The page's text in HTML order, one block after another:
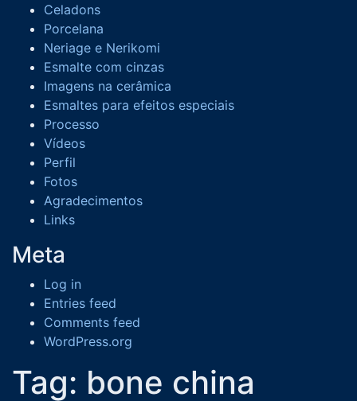
Celadons
Porcelana
Neriage e Nerikomi
Esmalte com cinzas
Imagens na cerâmica
Esmaltes para efeitos especiais
Processo
Vídeos
Perfil
Fotos
Agradecimentos
Links
Meta
Log in
Entries feed
Comments feed
WordPress.org
Tag: bone china